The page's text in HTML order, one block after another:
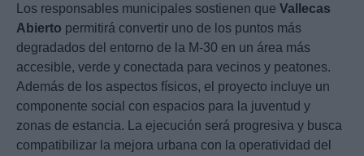
Los responsables municipales sostienen que Vallecas
Abierto permitirá convertir uno de los puntos más
degradados del entorno de la M-30 en un área más
accesible, verde y conectada para vecinos y peatones.
Además de los aspectos físicos, el proyecto incluye un
componente social con espacios para la juventud y
zonas de estancia. La ejecución será progresiva y busca
compatibilizar la mejora urbana con la operatividad del